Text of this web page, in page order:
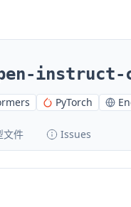
instruct-
PyTorch
文件 Issues